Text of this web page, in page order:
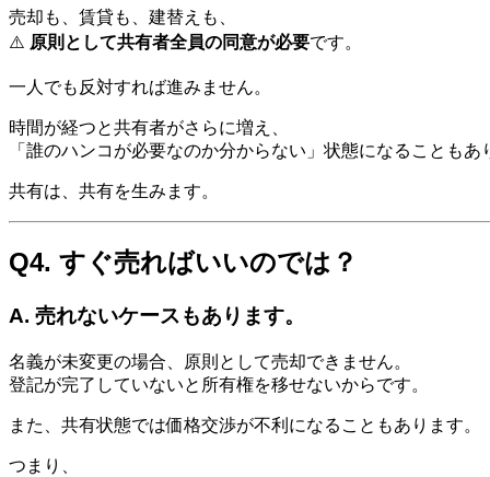
売却も、賃貸も、建替えも、
⚠️ 原則として共有者全員の同意が必要です。
一人でも反対すれば進みません。
時間が経つと共有者がさらに増え、
「誰のハンコが必要なのか分からない」状態になることもあ
共有は、共有を生みます。
Q4. すぐ売ればいいのでは？
A. 売れないケースもあります。
名義が未変更の場合、原則として売却できません。
登記が完了していないと所有権を移せないからです。
また、共有状態では価格交渉が不利になることもあります。
つまり、